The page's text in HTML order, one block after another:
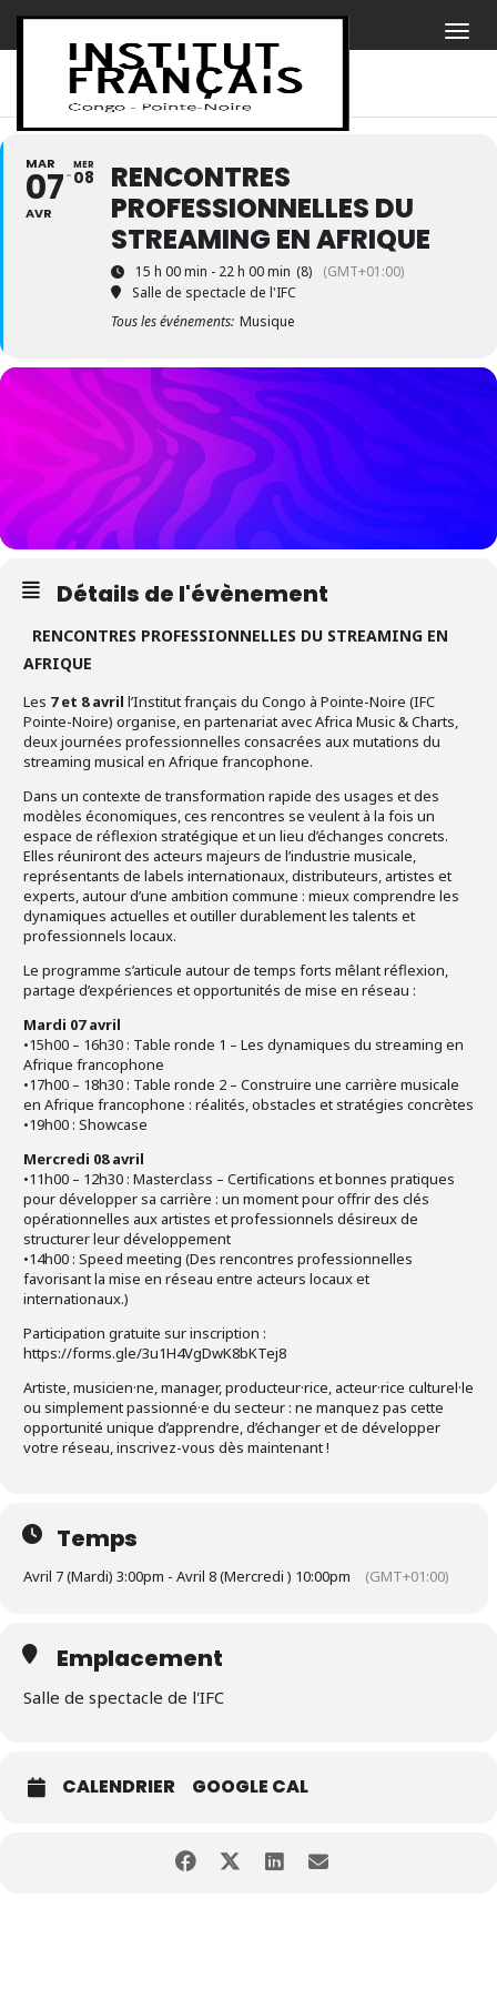
MAR
07
AVR
MER
08
RENCONTRES
PROFESSIONNELLES DU
STREAMING EN AFRIQUE
15 h 00 min - 22 h 00 min (8)
(GMT+01:00)
Salle de spectacle de l'IFC
Tous les événements: Musique
Détails de l'évènement
RENCONTRES PROFESSIONNELLES DU STREAMING EN
AFRIQUE
Les 7 et 8 avril l’Institut français du Congo à Pointe-Noire (IFC
Pointe-Noire) organise, en partenariat avec Africa Music & Charts,
deux journées professionnelles consacrées aux mutations du
streaming musical en Afrique francophone.
Dans un contexte de transformation rapide des usages et des
modèles économiques, ces rencontres se veulent à la fois un
espace de réflexion stratégique et un lieu d’échanges concrets.
Elles réuniront des acteurs majeurs de l’industrie musicale,
représentants de labels internationaux, distributeurs, artistes et
experts, autour d’une ambition commune : mieux comprendre les
dynamiques actuelles et outiller durablement les talents et
professionnels locaux.
Le programme s’articule autour de temps forts mêlant réflexion,
partage d’expériences et opportunités de mise en réseau :
Mardi 07 avril
•15h00 – 16h30 : Table ronde 1 – Les dynamiques du streaming en
Afrique francophone
•17h00 – 18h30 : Table ronde 2 – Construire une carrière musicale
en Afrique francophone : réalités, obstacles et stratégies concrètes
•19h00 : Showcase
Mercredi 08 avril
•11h00 – 12h30 : Masterclass – Certifications et bonnes pratiques
pour développer sa carrière : un moment pour offrir des clés
opérationnelles aux artistes et professionnels désireux de
structurer leur développement
•14h00 : Speed meeting (Des rencontres professionnelles
favorisant la mise en réseau entre acteurs locaux et
internationaux.)
Participation gratuite sur inscription :
https://forms.gle/3u1H4VgDwK8bKTej8
Artiste, musicien·ne, manager, producteur·rice, acteur·rice culturel·le
ou simplement passionné·e du secteur : ne manquez pas cette
opportunité unique d’apprendre, d’échanger et de développer
votre réseau, inscrivez-vous dès maintenant !
Temps
Avril 7 (Mardi) 3:00pm - Avril 8 (Mercredi ) 10:00pm (GMT+01:00)
Emplacement
Salle de spectacle de l'IFC
CALENDRIER GOOGLE CAL